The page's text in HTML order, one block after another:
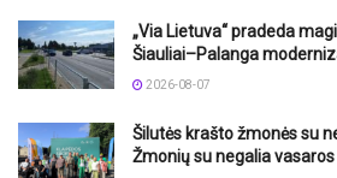
„Via Lietuva“ pradeda
Šiauliai–Palanga
2026-08-07
Šilutės krašto žmonės su
Žmonių su negalia